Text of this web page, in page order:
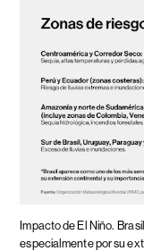
Impacto de El Niño.
especialmente por su